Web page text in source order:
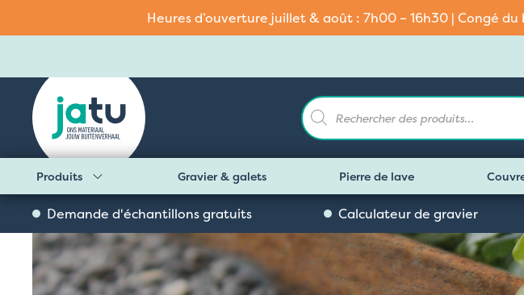
Heures d’ouverture juillet & août : 7h00 – 16h30 | Congé
Recherche
de
produits
Produits Gravier & galets Pierre de lave
Demande d'échantillons gratuits Calculateur de gravier